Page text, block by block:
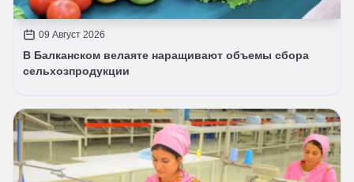
09 Август 2026
В Балканском велаяте наращивают объемы сбора
сельхозпродукции